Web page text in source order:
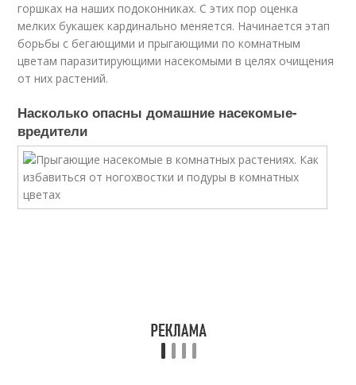
горшках на наших подоконниках. С этих пор оценка
мелких букашек кардинально меняется. Начинается этап
борьбы с бегающими и прыгающими по комнатным
цветам паразитирующими насекомыми в целях очищения
от них растений.
Насколько опасны домашние насекомые-
вредители